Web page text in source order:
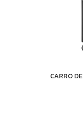
CARRO